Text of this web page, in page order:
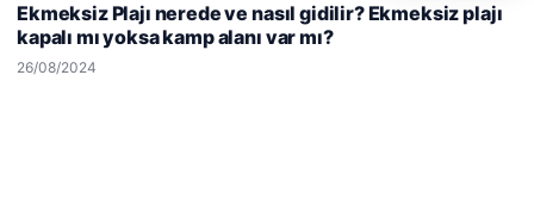
Hastaş Beton
kullanıyoruz.Çerez Politikamız
Kabul Et
Ekmeksiz Plajı nerede ve nasıl gidilir? Ekmeksiz plajı
kapalı mı yoksa kamp alanı var mı?
26/08/2024